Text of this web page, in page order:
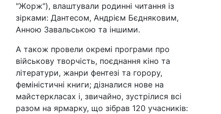
"Жорж"), влаштували родинні читання із
зірками: Дантесом, Андрієм Бєдняковим,
Анною Завальською та іншими.
А також провели окремі програми про
військову творчість, поєднання кіно та
літератури, жанри фентезі та горору,
феміністичні книги; дізналися нове на
майстеркласах і, звичайно, зустрілися всі
разом на ярмарку, що зібрав 120 учасників: